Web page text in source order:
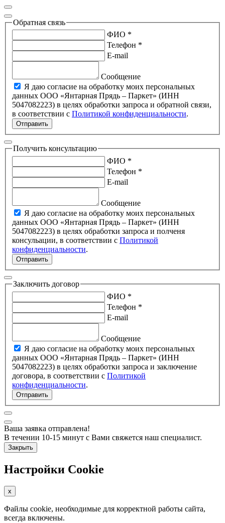
Обратная связь
ФИО *
Телефон *
E-mail
Сообщение
Я даю согласие на обработку моих персональных
данных ООО «Янтарная Прядь – Паркет» (ИНН
5047082223) в целях обработки запроса и обратной связи,
в соответствии с Политикой конфиденциальности.
Отправить
Получить консультацию
ФИО *
Телефон *
E-mail
Сообщение
Я даю согласие на обработку моих персональных
данных ООО «Янтарная Прядь – Паркет» (ИНН
5047082223) в целях обработки запроса и полченя
консульации, в соответствии с Политикой
конфиденциальности.
Отправить
Заключить договор
ФИО *
Телефон *
E-mail
Сообщение
Я даю согласие на обработку моих персональных
данных ООО «Янтарная Прядь – Паркет» (ИНН
5047082223) в целях обработки запроса и заключение
договора, в соответствии с Политикой
конфиденциальности.
Отправить
Ваша заявка отправлена!
В течении 10-15 минут с Вами свяжется наш специалист.
Закрыть
Настройки Cookie
x
Файлы cookie, необходимые для корректной работы сайта,
всегда включены.